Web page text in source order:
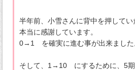
半年前、小雪さんに背中を押してい
本当に感謝しています。
0→1 を確実に進む事が出来ました
そして、1→10 にするために、5期